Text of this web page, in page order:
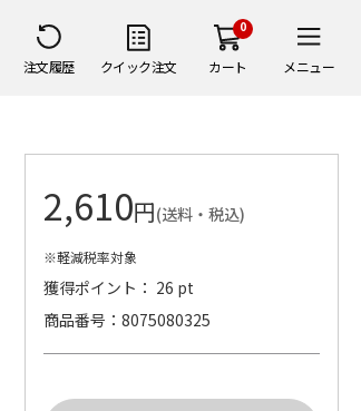
注文履歴 クイック注文
0
カート メニュー
2,610円(送料・税込)
※軽減税率対象
獲得ポイント： 26 pt
商品番号
8075080325